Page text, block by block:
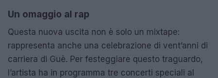
Un omaggio al rap
Questa nuova uscita non è solo un mixtape:
rappresenta anche una celebrazione di vent’anni di
carriera di Guè. Per festeggiare questo traguardo,
l’artista ha in programma tre concerti speciali al